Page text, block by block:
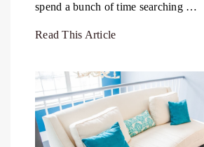
spend a bunch of time searching …
Read This Article